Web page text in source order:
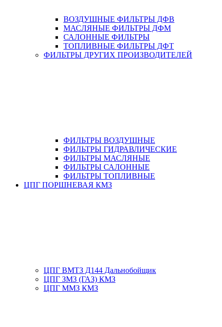
ВОЗДУШНЫЕ ФИЛЬТРЫ ДФВ
МАСЛЯНЫЕ ФИЛЬТРЫ ДФМ
САЛОННЫЕ ФИЛЬТРЫ
ТОПЛИВНЫЕ ФИЛЬТРЫ ДФТ
ФИЛЬТРЫ ДРУГИХ ПРОИЗВОДИТЕЛЕЙ
ФИЛЬТРЫ ВОЗДУШНЫЕ
ФИЛЬТРЫ ГИДРАВЛИЧЕСКИЕ
ФИЛЬТРЫ МАСЛЯНЫЕ
ФИЛЬТРЫ САЛОННЫЕ
ФИЛЬТРЫ ТОПЛИВНЫЕ
ЦПГ ПОРШНЕВАЯ КМЗ
ЦПГ ВМТЗ Д144 Дальнобойщик
ЦПГ ЗМЗ (ГАЗ) КМЗ
ЦПГ ММЗ КМЗ